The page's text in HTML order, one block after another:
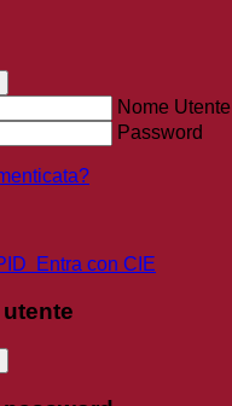
Nome Utente
Password
Entra con CIE